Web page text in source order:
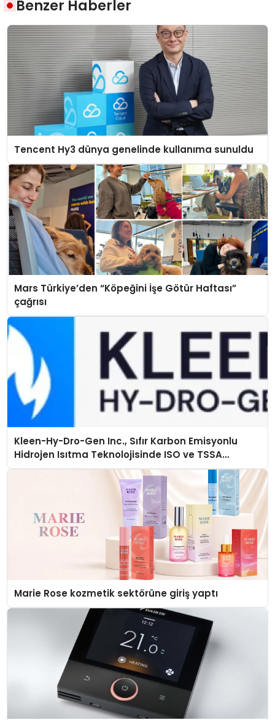
Benzer Haberler
Tencent Hy3 dünya genelinde kullanıma sunuldu
Mars Türkiye’den “Köpeğini İşe Götür Haftası”
çağrısı
Kleen-Hy-Dro-Gen Inc., Sıfır Karbon Emisyonlu
Hidrojen Isıtma Teknolojisinde ISO ve TSSA
Düzenleyici Onaylarını Aldı
Marie Rose kozmetik sektörüne giriş yaptı